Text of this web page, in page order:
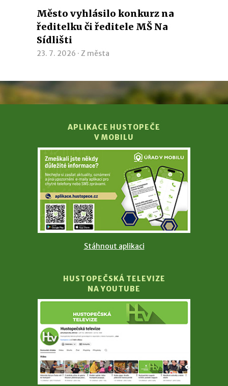
Město vyhlásilo konkurz na
ředitelku či ředitele MŠ Na
Sídlišti
23. 7. 2026 · Z města
APLIKACE HUSTOPEČE
V MOBILU
Stáhnout aplikaci
HUSTOPEČSKÁ TELEVIZE
NA YOUTUBE